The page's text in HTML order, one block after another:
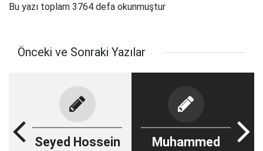
Bu yazı toplam 3764 defa okunmuştur
Önceki ve Sonraki Yazılar
Seyed Hossein
Muhammed